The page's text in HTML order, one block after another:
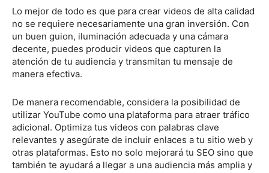
Lo mejor de todo es que para crear videos de alta calidad
no se requiere necesariamente una gran inversión. Con
un buen guion, iluminación adecuada y una cámara
decente, puedes producir videos que capturen la
atención de tu audiencia y transmitan tu mensaje de
manera efectiva.
De manera recomendable, considera la posibilidad de
utilizar YouTube como una plataforma para atraer tráfico
adicional. Optimiza tus videos con palabras clave
relevantes y asegúrate de incluir enlaces a tu sitio web y
otras plataformas. Esto no solo mejorará tu SEO sino que
también te ayudará a llegar a una audiencia más amplia y